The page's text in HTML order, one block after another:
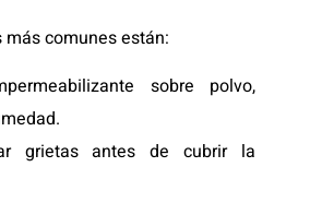
más comunes están:
sobre polvo,
grietas antes de cubrir la